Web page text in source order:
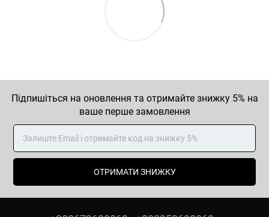
Підпишіться на оновлення та отримайте знижку 5% на
ваше перше замовлення
ОТРИМАТИ ЗНИЖКУ